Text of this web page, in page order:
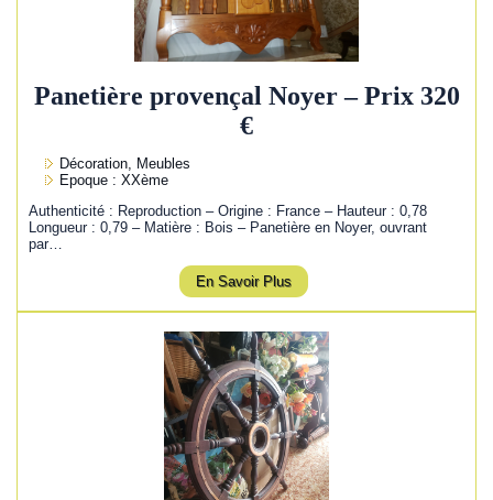
Panetière provençal Noyer – Prix 320
€
Décoration, Meubles
Epoque : XXème
Authenticité : Reproduction – Origine : France – Hauteur : 0,78
Longueur : 0,79 – Matière : Bois – Panetière en Noyer, ouvrant
par…
En Savoir Plus